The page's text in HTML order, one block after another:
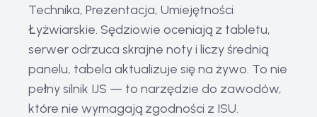
Aktualne Trendy i Przyszłość Łyżwiarstwa Figurowego
Historia i Ewolucja Łyżwiarstwa Figurowego
Powiązane przewodniki
Najczęściej Zadawane Pytania o Łyżwiarstwo Figurowe
Technika, Prezentacja, Umiejętności
Łyżwiarskie. Sędziowie oceniają z tabletu,
serwer odrzuca skrajne noty i liczy średnią
panelu, tabela aktualizuje się na żywo. To nie
pełny silnik IJS — to narzędzie do zawodów,
które nie wymagają zgodności z ISU.